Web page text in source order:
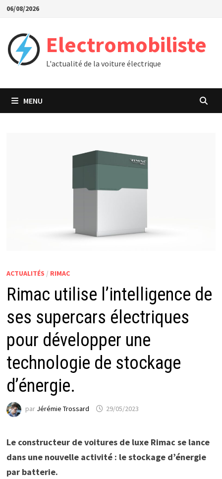
Passer
contenu
06/08/2026
Electromobiliste
L'actualité de la voiture électrique
MENU
ACTUALITÉS / RIMAC
Rimac utilise l’intelligence de
ses supercars électriques
pour développer une
technologie de stockage
d’énergie.
par Jérémie Trossard 29/05/2023
Le constructeur de voitures de luxe Rimac se lance
dans une nouvelle activité : le stockage d’énergie
par batterie.